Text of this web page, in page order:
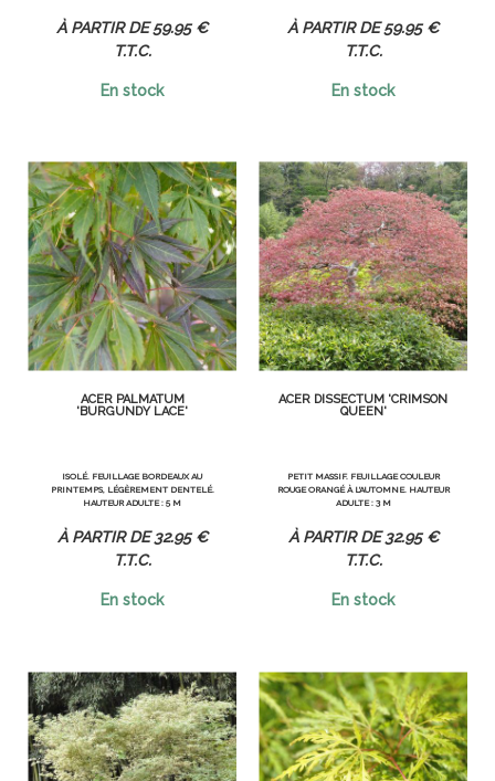
59.95 €
T.T.C.
En stock
59.95 €
T.T.C.
En stock
ACER PALMATUM
'BURGUNDY LACE'
ISOLÉ. FEUILLAGE BORDEAUX AU
PRINTEMPS, LÉGÈREMENT DENTELÉ.
HAUTEUR ADULTE : 5 M
32.95 €
T.T.C.
En stock
ACER DISSECTUM 'CRIMSON
QUEEN'
PETIT MASSIF. FEUILLAGE COULEUR
ROUGE ORANGÉ À L'AUTOMNE. HAUTEUR
ADULTE : 3 M
32.95 €
T.T.C.
En stock